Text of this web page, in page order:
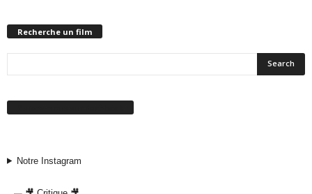
Recherche un film
Notre Instagram